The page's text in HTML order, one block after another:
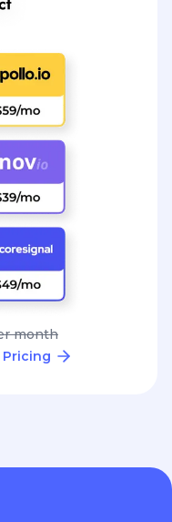
month
Pricing